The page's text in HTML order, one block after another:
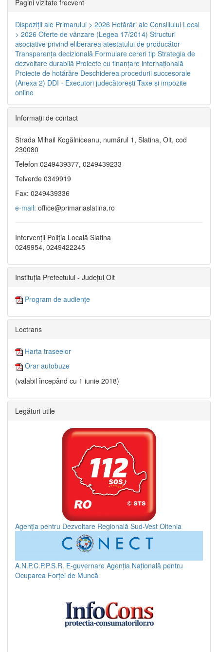
Pagini vizitate frecvent
Dispoziţii ale Primarului > 2026 Hotărâri ale Consiliului Local
> 2026 Oferte de vânzare (Legea 17/2014) Structuri
asociative privind eliberarea atestatului de producător
Transparenţa decizională Formulare cereri tip Strategia de
dezvoltare durabilă Proiecte cu finanţare internaţională
Proiecte de hotărâre Deschiderea procedurii succesorale
(Anexa 2) DDI - Executori judecătorești Taxe şi impozite
online
Informaţii de contact
Strada Mihail Kogălniceanu, numărul 1, Slatina, Olt, cod
230080
Telefon 0249439377, 0249439233
Telverde 0349919
Fax: 0249439336
e-mail: office@primariaslatina.ro
Intervenții Poliția Locală Slatina
0249954, 0249422245
Instituția Prefectului - Județul Olt
Program de audiențe
Loctrans
Harta traseelor
Orar autobuze
(valabil începând cu 1 iunie 2018)
Legături utile
Agenția pentru Dezvoltare Regională Sud-Vest Oltenia
A.N.P.C.P.P.S.R. E-guvernare Agenția Națională pentru
Ocuparea Forței de Muncă